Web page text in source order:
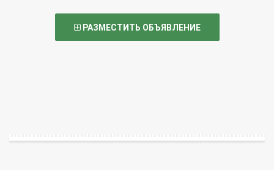
РАЗМЕСТИТЬ ОБЪЯВЛЕНИЕ